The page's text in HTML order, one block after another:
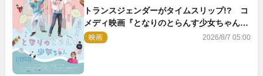
トランスジェンダーがタイムスリップ!? コ
メディ映画『となりのとらんす少女ちゃん』
11.7公開決定
映画 2026/8/7 05:00